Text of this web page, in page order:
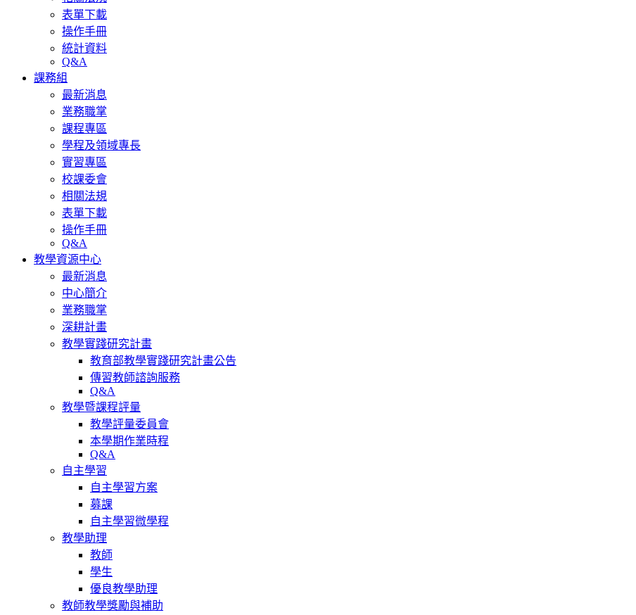
表單下載
操作手冊
統計資料
Q&A
課務組
最新消息
業務職掌
課程專區
學程及領域專長
實習專區
校課委會
相關法規
表單下載
操作手冊
Q&A
教學資源中心
最新消息
中心簡介
業務職掌
深耕計畫
教學實踐研究計畫
教育部教學實踐研究計畫公告
傳習教師諮詢服務
Q&A
教學暨課程評量
教學評量委員會
本學期作業時程
Q&A
自主學習
自主學習方案
募課
自主學習微學程
教學助理
教師
學生
優良教學助理
教師教學獎勵與補助